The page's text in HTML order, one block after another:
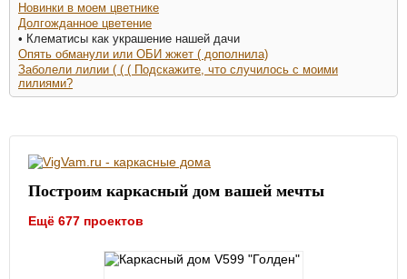
Новинки в моем цветнике
Долгожданное цветение
• Клематисы как украшение нашей дачи
Опять обманули или ОБИ жжет ( дополнила)
Заболели лилии ( ( ( Подскажите, что случилось с моими
лилиями?
Построим каркасный дом вашей мечты
Ещё 677 проектов